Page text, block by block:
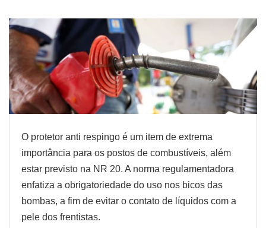
O protetor anti respingo é um item de extrema
importância para os postos de combustíveis, além
estar previsto na NR 20. A norma regulamentadora
enfatiza a obrigatoriedade do uso nos bicos das
bombas, a fim de evitar o contato de líquidos com a
pele dos frentistas.